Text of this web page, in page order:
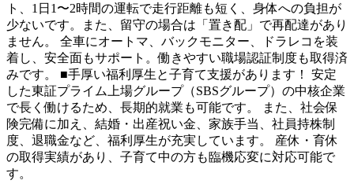
ト、1日1〜2時間の運転で走行距離も短く、身体への負担が
少ないです。また、留守の場合は「置き配」で再配達があり
ません。 全車にオートマ、バックモニター、ドラレコを装
着し、安全面もサポート。働きやすい職場認証制度も取得済
みです。 ■手厚い福利厚生と子育て支援があります！ 安定
した東証プライム上場グループ（SBSグループ）の中核企業
で長く働けるため、長期的就業も可能です。 また、社会保
険完備に加え、結婚・出産祝い金、家族手当、社員持株制
度、退職金など、福利厚生が充実しています。 産休・育休
の取得実績があり、子育て中の方も臨機応変に対応可能で
す。